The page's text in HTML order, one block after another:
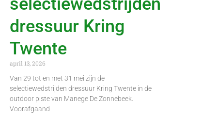
dressuur Kring
Twente
april 13, 2026
Van 29 tot en met 31 mei zijn de
selectiewedstrijden dressuur Kring Twente in de
outdoor piste van Manege De Zonnebeek.
Voorafgaand